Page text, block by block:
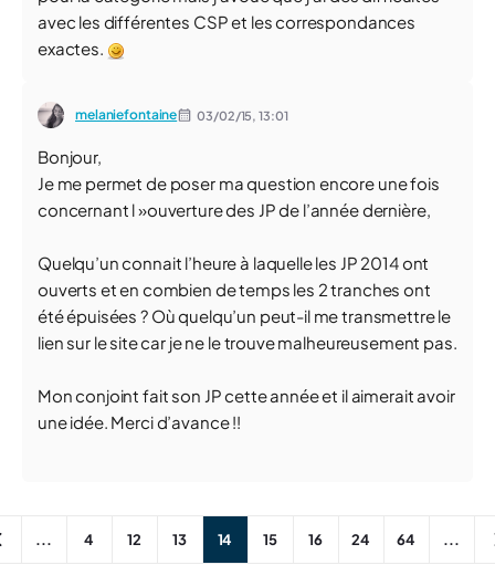
avec les différentes CSP et les correspondances
exactes.
melaniefontaine 03/02/15,13:01
Bonjour,
Je me permet de poser ma question encore une fois
concernant l »ouverture des JP de l’année dernière,
Quelqu’un connait l’heure à laquelle les JP 2014 ont
ouverts et en combien de temps les 2 tranches ont
été épuisées ? Où quelqu’un peut-il me transmettre le
lien sur le site car je ne le trouve malheureusement pas.
Mon conjoint fait son JP cette année et il aimerait avoir
une idée. Merci d’avance !!
... 4 12 13 14 15 16 24 64 ...